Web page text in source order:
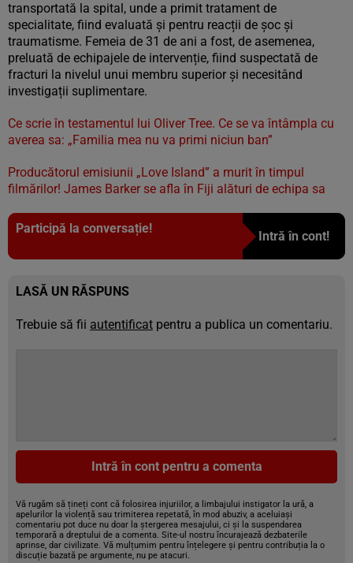
transportată la spital, unde a primit tratament de
specialitate, fiind evaluată și pentru reacții de șoc și
traumatisme. Femeia de 31 de ani a fost, de asemenea,
preluată de echipajele de intervenție, fiind suspectată de
fracturi la nivelul unui membru superior și necesitând
investigații suplimentare.
Ce scrie în testamentul lui Oliver Tree. Ce se va întâmpla cu
averea sa: „Familia mea nu va primi niciun ban”
Producătorul emisiunii „Love Island” a murit în timpul
filmărilor! James Barker se afla în Fiji alături de echipa sa
Participă la conversație!
Intră în cont!
LASĂ UN RĂSPUNS
Trebuie să fii autentificat pentru a publica un comentariu.
Intră în cont pentru a comenta
Vă rugăm să țineți cont că folosirea injuriilor, a limbajului instigator la ură, a
apelurilor la violență sau trimiterea repetată, în mod abuziv, a aceluiași
comentariu pot duce nu doar la ștergerea mesajului, ci și la suspendarea
temporară a dreptului de a comenta. Site-ul nostru încurajează dezbaterile
aprinse, dar civilizate. Vă mulțumim pentru înțelegere și pentru contribuția la o
discuție bazată pe argumente, nu pe atacuri.